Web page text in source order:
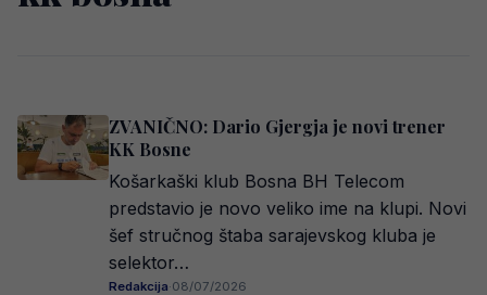
ZVANIČNO: Dario Gjergja je novi trener
KK Bosne
Košarkaški klub Bosna BH Telecom
predstavio je novo veliko ime na klupi. Novi
šef stručnog štaba sarajevskog kluba je
selektor…
Redakcija·08/07/2026